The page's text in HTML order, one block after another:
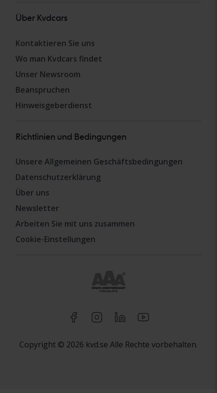
Über Kvdcars
Kontaktieren Sie uns
Wo man Kvdcars findet
Unser Newsroom
Beanspruchen
Hinweisgeberdienst
Richtlinien und Bedingungen
Unsere Allgemeinen Geschäftsbedingungen
Datenschutzerklärung
Über uns
Newsletter
Arbeiten Sie mit uns zusammen
Cookie-Einstellungen
Copyright © 2026 kvd.se Alle Rechte vorbehalten.